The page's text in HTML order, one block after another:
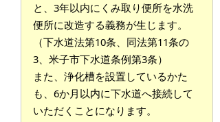
と、3年以内にくみ取り便所を水洗
便所に改造する義務が生じます。
（下水道法第10条、同法第11条の
3、米子市下水道条例第3条）
また、浄化槽を設置しているかた
も、6か月以内に下水道へ接続して
いただくことになります。